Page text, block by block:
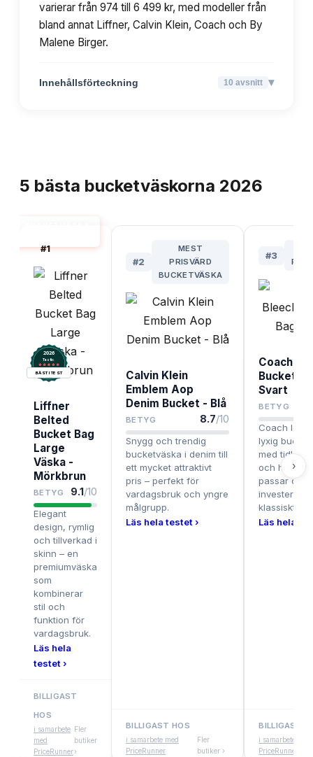
varierar från 974 till 6 499 kr, med modeller från
bland annat Liffner, Calvin Klein, Coach och By
Malene Birger.
Innehållsförteckning 10 avsnitt ▾
5 bästa bucketväskorna 2026
#1
2026
Testix.
BÄST I TEST
Liffner
Belted
Bucket Bag
Large
Väska -
Mörkbrun
BETYG 9.1/10
Elegant
design, rymlig
och tillverkad i
skinn – en
premiumväska
som
kombinerar
stil och
funktion för
vardagsbruk.
Läs hela
testet ›
BILLIGAST
HOS
i samarbete
med
PriceRunner
Fler
butiker
›
#2
MEST
PRISVÄRD
BUCKETVÄSKA
Calvin Klein
Emblem Aop
Denim Bucket - Blå
BETYG 8.7/10
Snygg och trendig
bucketväska i denim till
ett mycket attraktivt
pris – perfekt för
vardagsbruk och yngre
målgrupp.
Läs hela testet ›
BILLIGAST HOS
i samarbete med
PriceRunner
Fler
butiker ›
#3
Coach
Bucket
Svart
BETYG
Coach
lyxig
med tidlös
och hög
passar dig
investera i
klassiskt
Läs hela
BILLIGAST
i samarbete med
PriceRunner
›